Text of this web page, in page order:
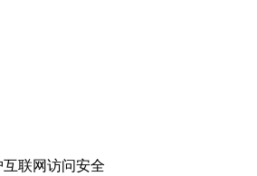
联网访问安全